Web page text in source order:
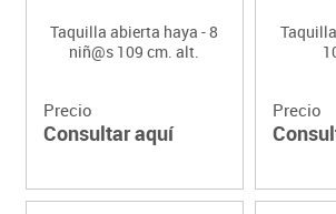
Taquilla abierta haya - 8
niñ@s 109 cm. alt.
Precio
Consultar aquí
Precio